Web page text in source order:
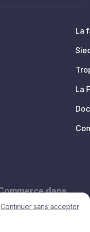
La
La
dans
Continuer sans accepter